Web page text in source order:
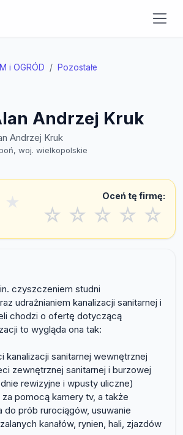
i OGRÓD
Pozostałe
Andrzej Kruk
Andrzej Kruk
woj. wielkopolskie
★ Oceń tę firmę:
☆ ☆ ☆ ☆ ☆
czyszczeniem studni
udrażnianiem kanalizacji sanitarnej i
chodzi o ofertę dotyczącą
to wygląda ona tak:
kanalizacji sanitarnej wewnętrznej
zewnętrznej sanitarnej i burzowej
rewizyjne i wpusty uliczne)
pomocą kamery tv, a także
do prób rurociągów, usuwanie
kanałów, rynien, hali, zjazdów